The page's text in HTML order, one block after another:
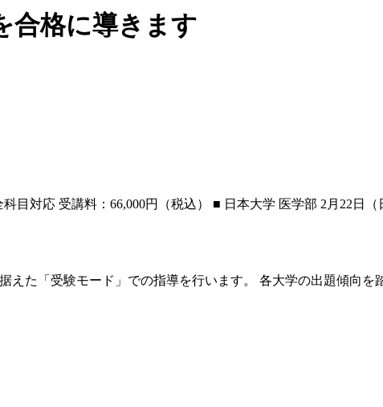
合格に導きます
目対応 受講料：66,000円（税込） ■ 日本大学 医学部 2月22日（
た「受験モード」での指導を行います。 各大学の出題傾向を